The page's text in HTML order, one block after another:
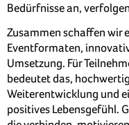
Bedürfnisse an,
Zusammen schaffen wir
Eventformaten,
Umsetzung. Für
bedeutet das,
Weiterentwicklung und
positives Lebensgefühl.